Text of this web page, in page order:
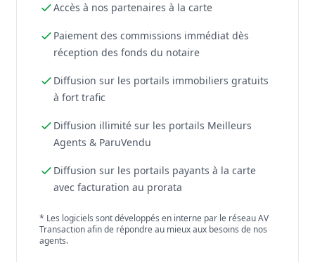
Accès à nos partenaires à la carte
Paiement des commissions immédiat dès
réception des fonds du notaire
Diffusion sur les portails immobiliers gratuits
à fort trafic
Diffusion illimité sur les portails Meilleurs
Agents & ParuVendu
Diffusion sur les portails payants à la carte
avec facturation au prorata
* Les logiciels sont développés en interne par le réseau AV
Transaction afin de répondre au mieux aux besoins de nos
agents.